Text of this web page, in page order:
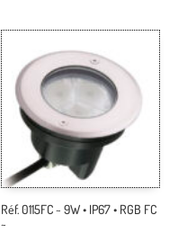
Réf. 0115FC ~ 9W • IP67 • RGB FC
~